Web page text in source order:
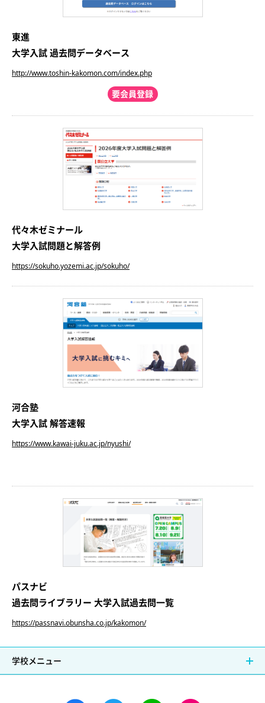
東進
大学入試 過去問データベース
要会員登録
http://www.toshin-kakomon.com/index.php
代々木ゼミナール
大学入試問題と解答例
https://sokuho.yozemi.ac.jp/sokuho/
河合塾
大学入試 解答速報
https://www.kawai-juku.ac.jp/nyushi/
パスナビ
過去問ライブラリー 大学入試過去問一覧
https://passnavi.obunsha.co.jp/kakomon/
学校メニュー